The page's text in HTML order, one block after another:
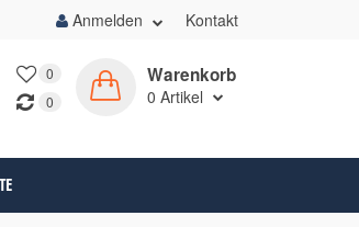
Anmelden Kontakt
0
0
Warenkorb
0 Artikel